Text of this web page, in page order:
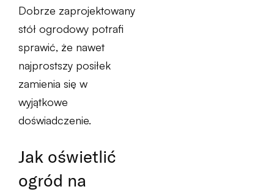
Dobrze zaprojektowany
stół ogrodowy potrafi
sprawić, że nawet
najprostszy posiłek
zamienia się w
wyjątkowe
doświadczenie.
Jak oświetlić
ogród na